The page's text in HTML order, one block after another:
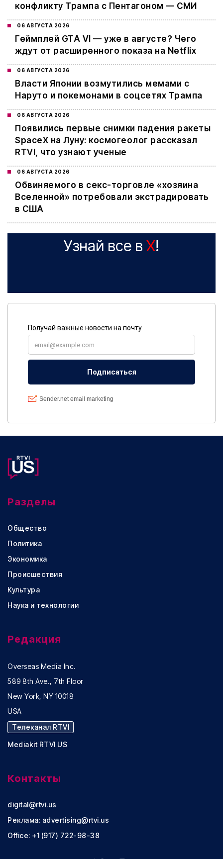
конфликту Трампа с Пентагоном — СМИ
06 АВГУСТА 2026
Геймплей GTA VI — уже в августе? Чего
ждут от расширенного показа на Netflix
06 АВГУСТА 2026
Власти Японии возмутились мемами с
Наруто и покемонами в соцсетях Трампа
06 АВГУСТА 2026
Появились первые снимки падения ракеты
SpaceX на Луну: космогеолог рассказал
RTVI, что узнают ученые
06 АВГУСТА 2026
Обвиняемого в секс-торговле «хозяина
Вселенной» потребовали экстрадировать
в США
Узнай все в X!
Разделы
Общество
Политика
Экономика
Происшествия
Культура
Наука и технологии
Редакция
Overseas Media Inc.
589 8th Ave., 7th Floor
New York, NY 10018
USA
Телеканал RTVI
Mediakit RTVI US
Контакты
digital@rtvi.us
Реклама: advertising@rtvi.us
Office: +1 (917) 722-98-38